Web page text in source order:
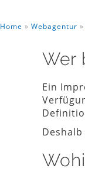
Home » Webagentur »
Wer
Ein